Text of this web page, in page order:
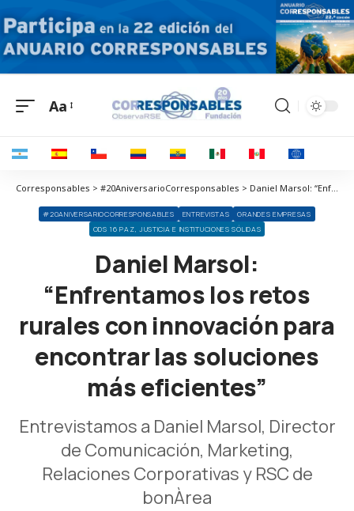
Aa
Corresponsables > #20AniversarioCorresponsables > Daniel Marsol: “Enfrentamos los retos rurales con innovación para encontrar las soluciones más eficientes”
#20ANIVERSARIOCORRESPONSABLES ENTREVISTAS
GRANDES EMPRESAS
ODS 16 PAZ, JUSTICIA E INSTITUCIONES SÓLIDAS
Daniel Marsol:
“Enfrentamos los retos
rurales con innovación para
encontrar las soluciones
más eficientes”
Entrevistamos a Daniel Marsol, Director
de Comunicación, Marketing,
Relaciones Corporativas y RSC de
bonÀrea